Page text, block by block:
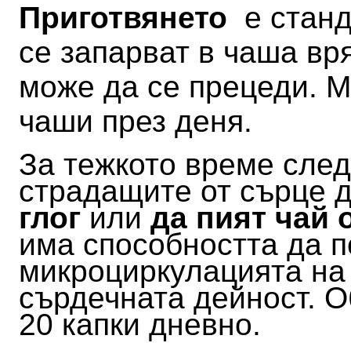
Приготвянето е
се запарват в чаша
може да се прецеди.
чаши през деня.
За тежкото време
страдащите от сърце
глогили да пият чай
има способността да
микроциркулацията
сърдечната дейност.
20 капки дневно.